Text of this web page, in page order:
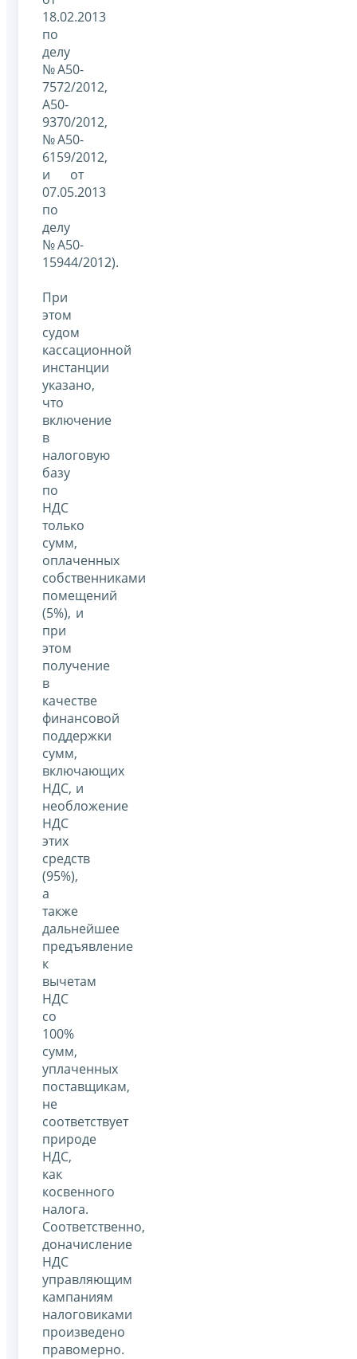
18.02.2013
по
делу
№А50-
7572/2012,
А50-
9370/2012,
№А50-
6159/2012,
и от
07.05.2013
по
делу
№А50-
15944/2012).
При
этом
судом
кассационной
инстанции
указано,
что
включение
в
налоговую
базу
по
НДС
только
сумм,
оплаченных
собственниками
помещений
(5%), и
при
этом
получение
в
качестве
финансовой
поддержки
сумм,
включающих
НДС, и
необложение
НДС
этих
средств
(95%),
а
также
дальнейшее
предъявление
к
вычетам
НДС
со
100%
сумм,
уплаченных
поставщикам,
не
соответствует
природе
НДС,
как
косвенного
налога.
Соответственно,
доначисление
НДС
управляющим
кампаниям
налоговиками
произведено
правомерно.